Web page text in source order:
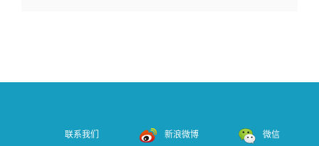
联系我们 新浪微博 微信